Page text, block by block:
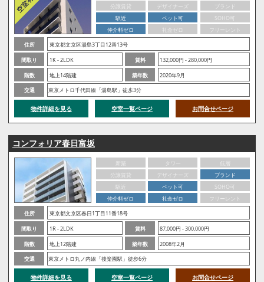
分譲賃貸
デザイナーズ
ブランド
駅近
ペット可
SOHO可
仲介料ゼロ
礼金ゼロ
フリーレント
住所
東京都文京区湯島3丁目12番13号
間取り
1K - 2LDK 賃料
132,000円 - 280,000円
階数
地上14階建 築年数
2020年9月
交通
東京メトロ千代田線「湯島駅」徒歩3分
物件詳細を見る 空室一覧ページ お問合せページ
コンフォリア春日富坂
新築 タワー
低層
分譲賃貸
デザイナーズ
ブランド
駅近
ペット可
SOHO可
仲介料ゼロ
礼金ゼロ
フリーレント
住所
東京都文京区春日1丁目11番18号
間取り
1R - 2LDK 賃料
87,000円 - 300,000円
階数
地上12階建 築年数
2008年2月
交通
東京メトロ丸ノ内線「後楽園駅」徒歩6分
物件詳細を見る 空室一覧ページ お問合せページ